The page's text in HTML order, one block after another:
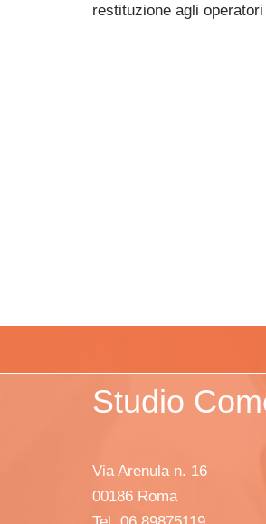
restituzione agli
Studio
Via Arenula n. 16
00186 Roma